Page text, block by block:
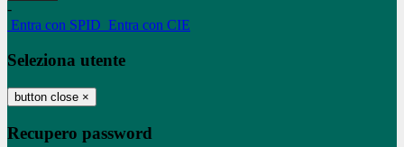
-
Entra con SPID Entra con CIE
Seleziona utente
button close ×
Recupero password